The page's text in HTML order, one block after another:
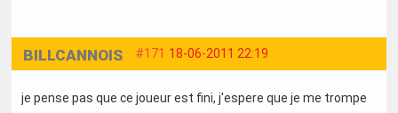
#171 18-06-2011 22:19
BILLCANNOIS
je pense pas que ce joueur est fini, j'espere que je me trompe